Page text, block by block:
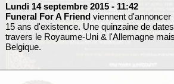
Lundi 14 septembre 2015 - 11:42
Funeral For A Friendviennent d'annoncer
15 ans d'existence. Une quinzaine de
travers le Royaume-Uni & l'Allemagne
Belgique.